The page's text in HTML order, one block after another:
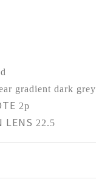
gradient dark grey
2p
LENS 22.5